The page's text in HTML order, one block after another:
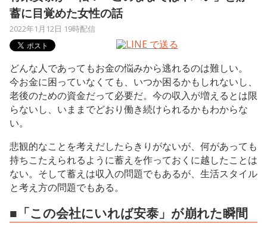
蓄に目覚めた女性の話
2022年1月12日 19時配信
どんな人であってもお金の悩みから逃れるのは難しい。
今お金に困っていなくても、いつか困るかもしれないし、
老後のための資金だって必要だ。今の収入が増えるとは限
らないし、いままでどおり働き続けられるかもわからな
い。
悲観的なことを考えだしたらきりがないが、何があっても
持ちこたえられるように蓄えを作っておくに越したことは
ない。そして蓄えは収入の問題でもあるが、生活スタイル
と考え方の問題でもある。
■「この会社にいれば安泰」が崩れた瞬間